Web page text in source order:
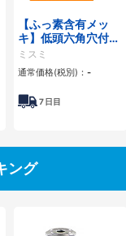
【ふっ素含有メッ
キ】低頭六角穴付ボ
ルト 小箱
ミスミ
通常価格(税別)： -
7日目
ング